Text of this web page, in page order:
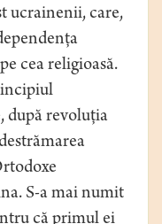
ucrainenii, care,
cea religioasă.
după revoluţia
S-a mai numit